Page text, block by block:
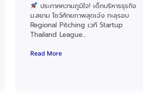
ประกาศความภูมิใจ! เด็กบริหารธุรกิจ
ม.สยาม โชว์ศักยภาพสุดเจ๋ง ทะลุรอบ
Regional Pitching เวที Startup
Thailand League...
Read More